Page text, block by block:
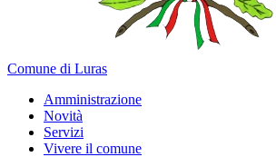
Comune di Luras
Amministrazione
Novità
Servizi
Vivere il comune